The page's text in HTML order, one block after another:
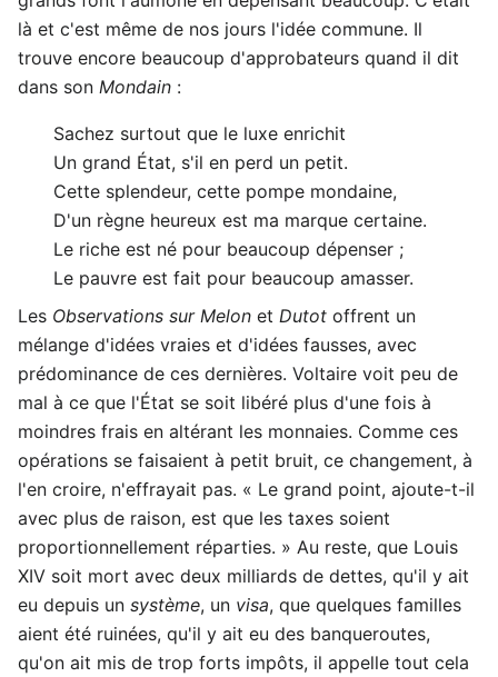
là et c'est même de nos jours l'idée commune. Il
trouve encore beaucoup d'approbateurs quand il dit
dans son Mondain :
Sachez surtout que le luxe enrichit
Un grand État, s'il en perd un petit.
Cette splendeur, cette pompe mondaine,
D'un règne heureux est ma marque certaine.
Le riche est né pour beaucoup dépenser ;
Le pauvre est fait pour beaucoup amasser.
Les Observations sur Melon et Dutot offrent un
mélange d'idées vraies et d'idées fausses, avec
prédominance de ces dernières. Voltaire voit peu de
mal à ce que l'État se soit libéré plus d'une fois à
moindres frais en altérant les monnaies. Comme ces
opérations se faisaient à petit bruit, ce changement, à
l'en croire, n'effrayait pas. « Le grand point, ajoute-t-il
avec plus de raison, est que les taxes soient
proportionnellement réparties. » Au reste, que Louis
XIV soit mort avec deux milliards de dettes, qu'il y ait
eu depuis un système, un visa, que quelques familles
aient été ruinées, qu'il y ait eu des banqueroutes,
qu'on ait mis de trop forts impôts, il appelle tout cela